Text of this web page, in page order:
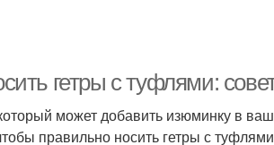
гетры с туфлями:
может добавить изюминку в
правильно носить гетры с